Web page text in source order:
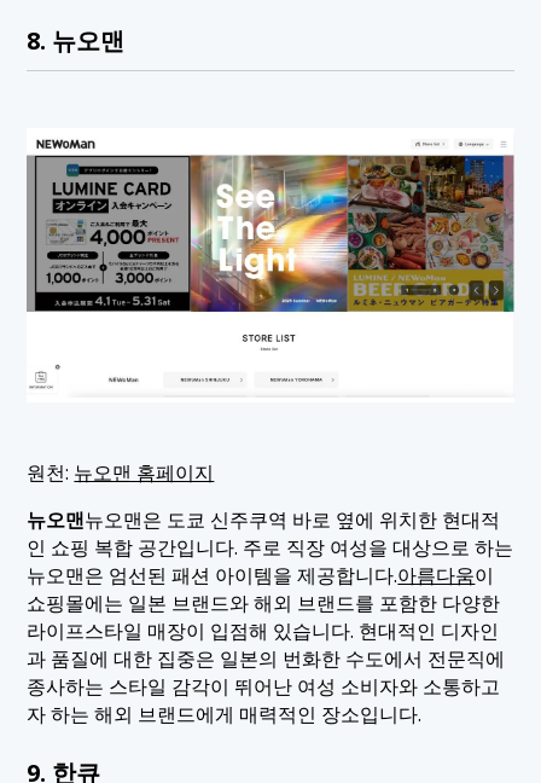
8. 뉴오맨
원천: 뉴오맨 홈페이지
뉴오맨뉴오맨은 도쿄 신주쿠역 바로 옆에 위치한 현대적
인 쇼핑 복합 공간입니다. 주로 직장 여성을 대상으로 하는
뉴오맨은 엄선된 패션 아이템을 제공합니다.아름다움이
쇼핑몰에는 일본 브랜드와 해외 브랜드를 포함한 다양한
라이프스타일 매장이 입점해 있습니다. 현대적인 디자인
과 품질에 대한 집중은 일본의 번화한 수도에서 전문직에
종사하는 스타일 감각이 뛰어난 여성 소비자와 소통하고
자 하는 해외 브랜드에게 매력적인 장소입니다.
9. 한큐